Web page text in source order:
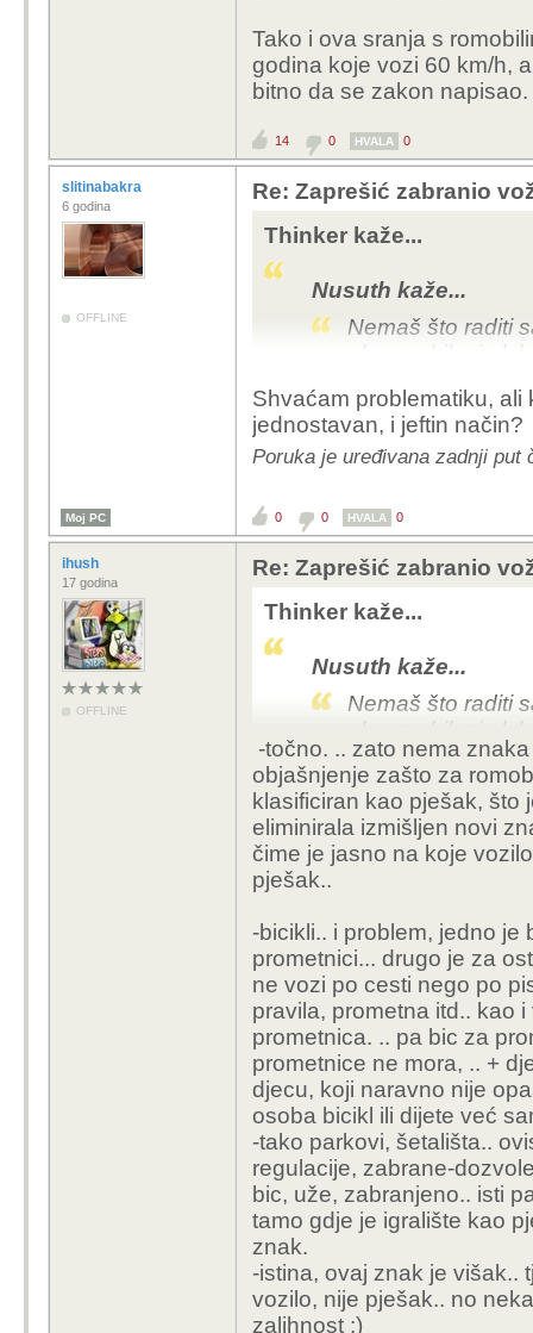
Tako i ova sranja s
godina koje vozi 60 km/h,
bitno da se zakon napisao.
14 0 HVALA 0
slitinabakra
6 godina
OFFLINE
Re: Zaprešić zabranio
Thinker kaže...
Nusuth kaže...
Nemaš što raditi
el. romobil, ni el.
Mislim da smo se
predviđena samo za
bilo koje drugo
pješačku zonu ili da
uvijek netko upravlja
prstom u sve vozače
25 km/h ili da svi
Shvaćam problematiku, ali
jednostavan, i jeftin način?
Poruka je uređivana zadnji put
Moj PC 0 0 HVALA 0
ihush
17 godina
OFFLINE
Re: Zaprešić zabranio
Thinker kaže...
Nusuth kaže...
Nemaš što raditi
el. romobil, ni el.
Mislim da smo se
predviđena samo za
bilo koje drugo
-točno. .. zato nema
objašnjenje zašto za
klasificiran kao pješak, što
eliminirala izmišljen novi
čime je jasno na koje
pješak..
-bicikli.. i problem, jedno je
prometnici... drugo je za
ne vozi po cesti nego po
pravila, prometna itd.. kao
prometnica. .. pa bic za
prometnice ne mora, .. +
djecu, koji naravno nije
osoba bicikl ili dijete već
-tako parkovi, šetališta..
regulacije, zabrane-
bic, uže, zabranjeno.. isti
tamo gdje je igralište kao
znak.
-istina, ovaj znak je višak..
vozilo, nije pješak.. no
zalihnost :)